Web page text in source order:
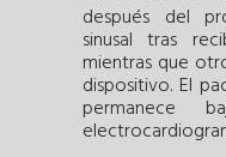
después del
sinusal tras
mientras que
dispositivo. El
permanece